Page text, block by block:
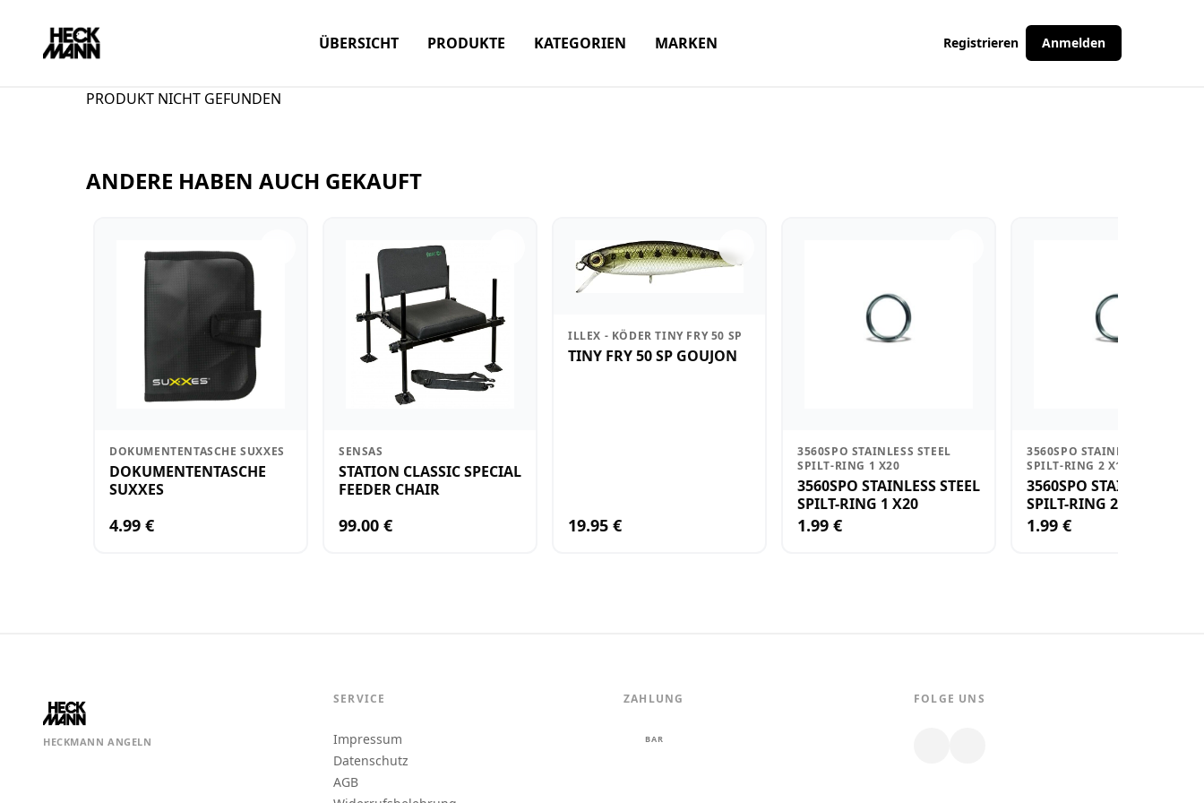
ÜBERSICHT PRODUKTE KATEGORIEN MARKEN Registrieren Anmelden
PRODUKT NICHT GEFUNDEN
ANDERE HABEN AUCH GEKAUFT
DOKUMENTENTASCHE SUXXES
DOKUMENTENTASCHE
SUXXES
4.99 €
SENSAS
STATION CLASSIC SPECIAL
FEEDER CHAIR
99.00 €
ILLEX - KÖDER TINY FRY 50 SP
TINY FRY 50 SP GOUJON
19.95 €
3560SPO STAINLESS STEEL
SPILT-RING 1 X20
3560SPO STAINLESS STEEL
SPILT-RING 1 X20
1.99 €
3560SPO STAINLESS STEEL
SPILT-RING 2 X15
3560SPO STAINLESS
1.99 €
HECKMANN ANGELN
SERVICE
Impressum
Datenschutz
AGB
ZAHLUNG
BAR
FOLGE UNS